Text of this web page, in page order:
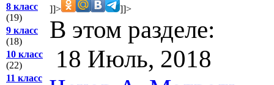
8 класс
(19)
9 класс
(18)
10 класс
(22)
11 класс
]]>
]]>
В этом разделе:
18 Июль, 2018